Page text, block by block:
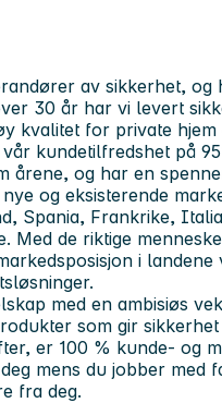
av sikkerhet, og
30 år har vi levert
kvalitet for private hjem
kundetilfredshet på
årene, og har en
og eksisterende
Spania, Frankrike,
Med de riktige
i
med en ambisiøs
som gir
er 100 % kunde- og
mens du jobber med
fra deg.